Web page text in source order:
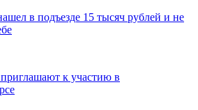
в подъезде 15 тысяч рублей и не
к участию в